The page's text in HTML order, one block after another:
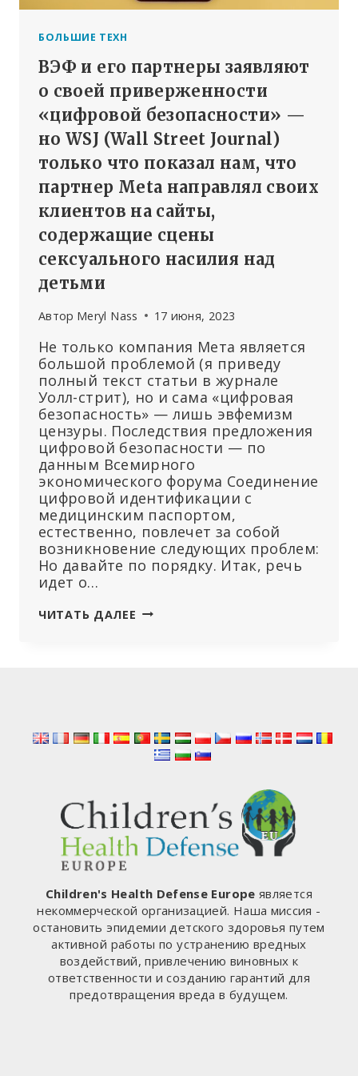
БОЛЬШИЕ ТЕХН
ВЭФ и его партнеры заявляют
о своей приверженности
«цифровой безопасности» —
но WSJ (Wall Street Journal)
только что показал нам, что
партнер Meta направлял своих
клиентов на сайты,
содержащие сцены
сексуального насилия над
детьми
Автор Meryl Nass 17 июня, 2023
Не только компания Мета является
большой проблемой (я приведу
полный текст статьи в журнале
Уолл-стрит), но и сама «цифровая
безопасность» — лишь эвфемизм
цензуры. Последствия предложения
цифровой безопасности — по
данным Всемирного
экономического форума Соединение
цифровой идентификации с
медицинским паспортом,
естественно, повлечет за собой
возникновение следующих проблем:
Но давайте по порядку. Итак, речь
идет о…
ЧИТАТЬ ДАЛЕЕ ВЭФ
ПРИВЕРЖЕННОСТИ
«ЦИФРОВОЙ
БЕЗОПАСНОСТИ»
WSJ
(WALL
STREET
ЧТО
ПОКАЗАЛ
НАМ,
ЧТО
ПАРТНЕР
META
НАПРАВЛЯЛ
Children's Health Defense Europe является
некоммерческой организацией. Наша миссия -
остановить эпидемии детского здоровья путем
активной работы по устранению вредных
воздействий, привлечению виновных к
ответственности и созданию гарантий для
предотвращения вреда в будущем.